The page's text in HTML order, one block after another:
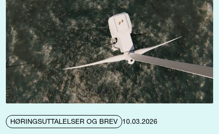
HØRINGSUTTALELSER OG BREV 10.03.2026